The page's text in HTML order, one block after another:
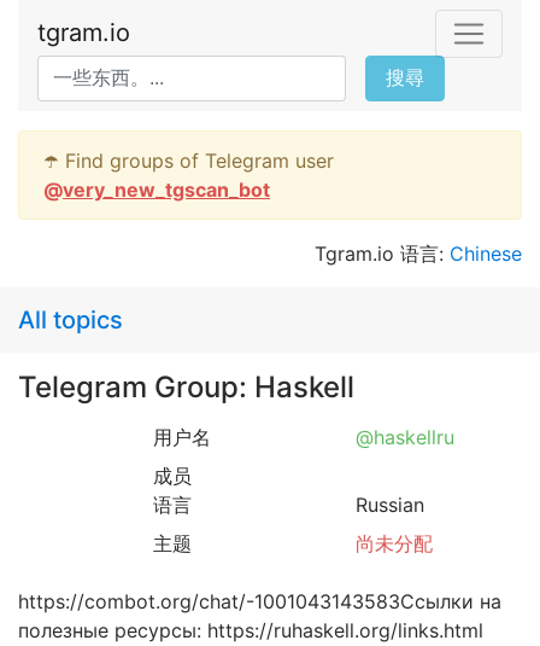
tgram.io
搜尋
☂️ Find groups of Telegram user
@very_new_tgscan_bot
Tgram.io 语言: Chinese
All topics
Telegram Group: Haskell
用户名
@haskellru
成员
语言
Russian
主题
尚未分配
https://combot.org/chat/-1001043143583Ссылки на
полезные ресурсы: https://ruhaskell.org/links.html